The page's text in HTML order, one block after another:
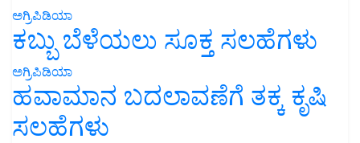
ಅಗ್ರಿಪಿಡಿಯಾ
ಕಬ್ಬು ಬೆಳೆಯಲು ಸೂಕ್ತ ಸಲಹೆಗಳು
ಅಗ್ರಿಪಿಡಿಯಾ
ಹವಾಮಾನ ಬದಲಾವಣೆಗೆ ತಕ್ಕ ಕೃಷಿ
ಸಲಹೆಗಳು